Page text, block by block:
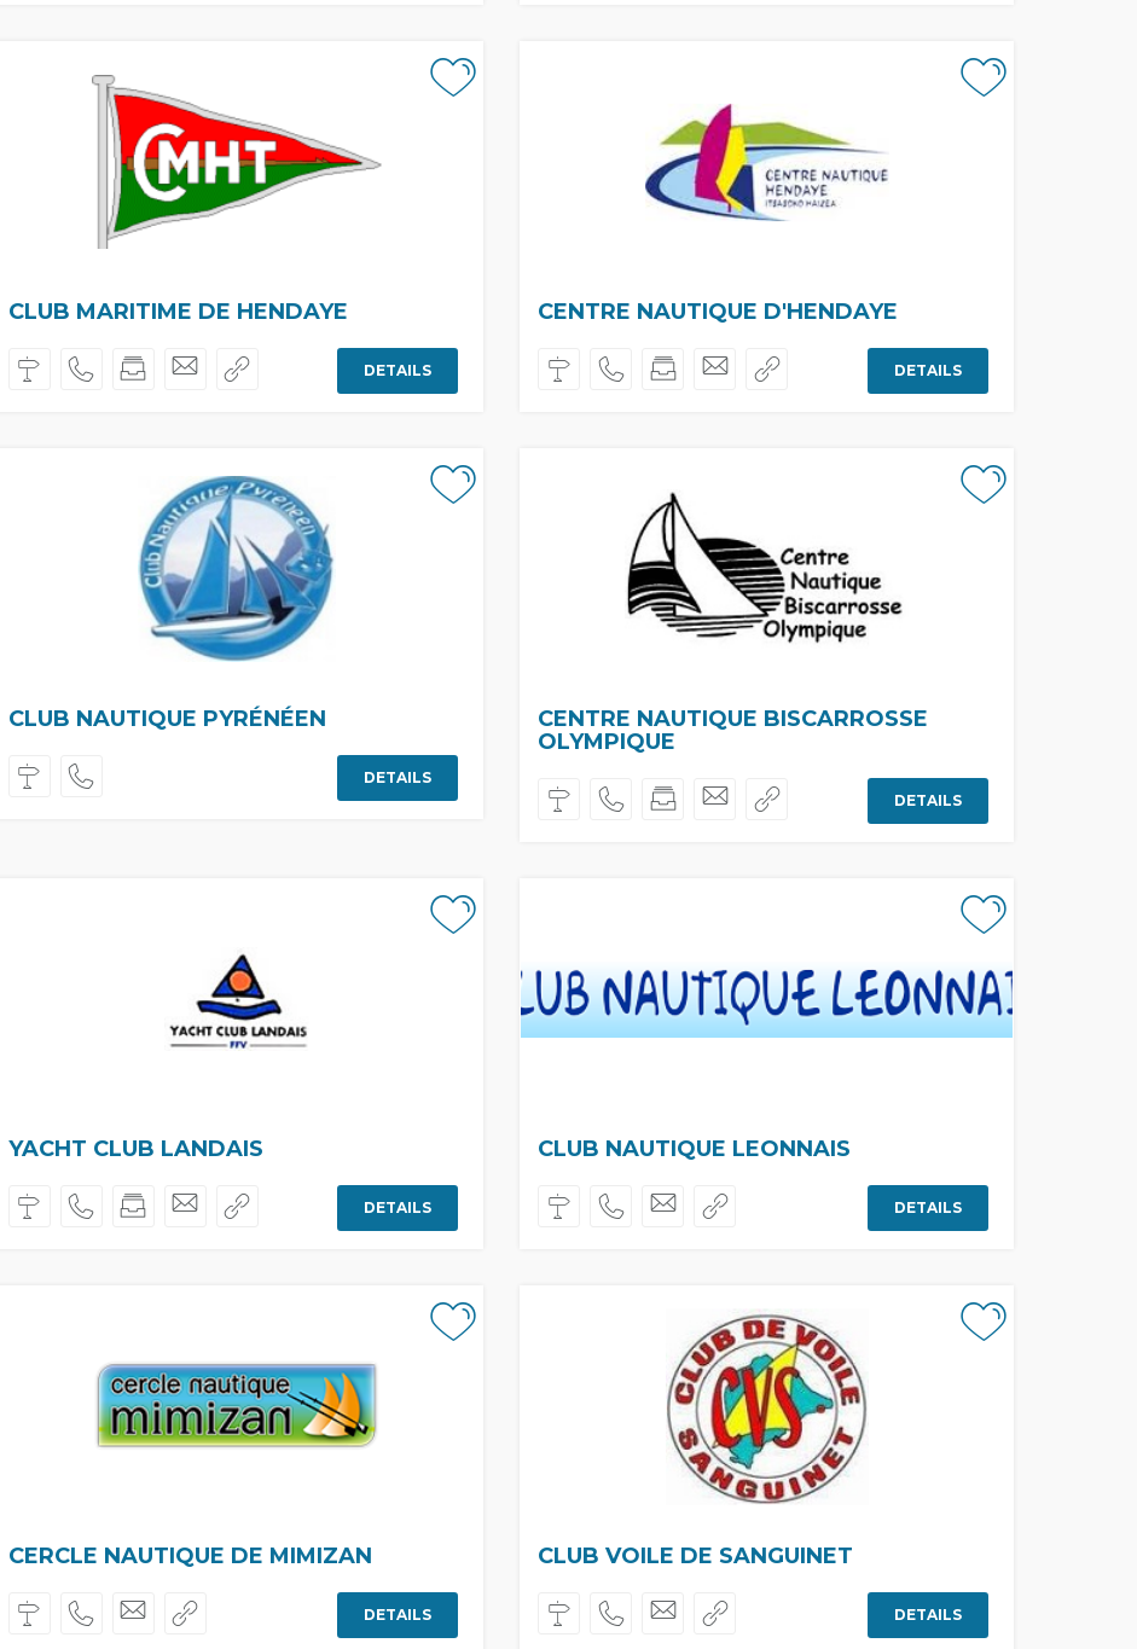
CLUB MARITIME DE HENDAYE
DETAILS
CENTRE NAUTIQUE D'HENDAYE
DETAILS
CLUB NAUTIQUE PYRÉNÉEN
DETAILS
CENTRE NAUTIQUE BISCARROSSE
OLYMPIQUE
DETAILS
YACHT CLUB LANDAIS
DETAILS
CLUB NAUTIQUE LEONNAIS
DETAILS
CERCLE NAUTIQUE DE MIMIZAN
DETAILS
CLUB VOILE DE SANGUINET
DETAILS